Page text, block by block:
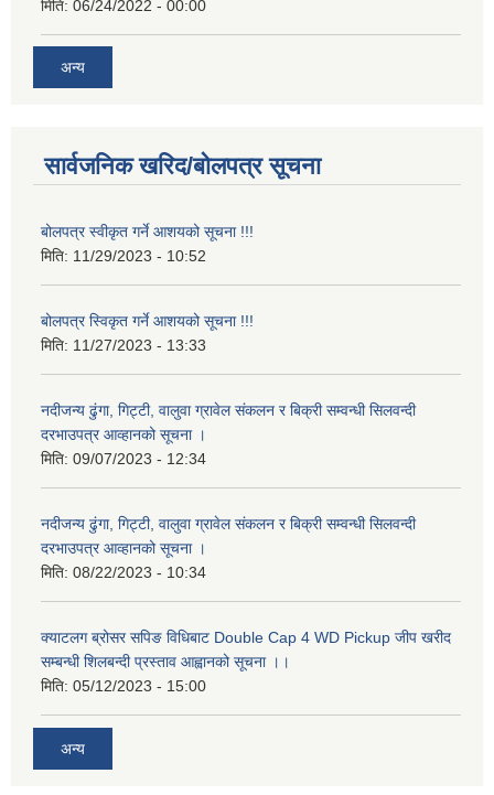
मिति: 06/24/2022 - 00:00
अन्य
सार्वजनिक खरिद/बोलपत्र सूचना
बोलपत्र स्वीकृत गर्ने आशयको सूचना !!!
मिति: 11/29/2023 - 10:52
बोलपत्र स्विकृत गर्ने आशयको सूचना !!!
मिति: 11/27/2023 - 13:33
नदीजन्य ढुंगा, गिट्टी, वालुवा ग्रावेल संकलन र बिक्री सम्वन्धी सिलवन्दी
दरभाउपत्र आव्हानको सूचना ।
मिति: 09/07/2023 - 12:34
नदीजन्य ढुंगा, गिट्टी, वालुवा ग्रावेल संकलन र बिक्री सम्वन्धी सिलवन्दी
दरभाउपत्र आव्हानको सूचना ।
मिति: 08/22/2023 - 10:34
क्याटलग ब्रोसर सपिङ विधिबाट Double Cap 4 WD Pickup जीप खरीद
सम्बन्धी शिलबन्दी प्रस्ताव आह्वानको सूचना ।।
मिति: 05/12/2023 - 15:00
अन्य